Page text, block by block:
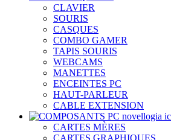
CLAVIER
SOURIS
CASQUES
COMBO GAMER
TAPIS SOURIS
WEBCAMS
MANETTES
ENCEINTES PC
HAUT-PARLEUR
CABLE EXTENSION
CARTES MÈRES